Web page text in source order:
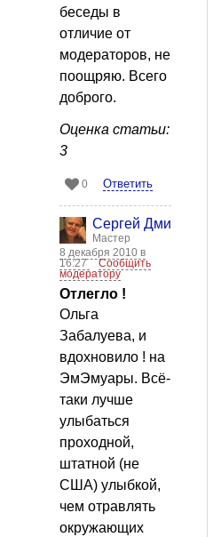
беседы в
отличие от
модераторов, не
поощряю. Всего
доброго.
Оценка статьи:
3
0 Ответить
Сергей Дмитриев
Мастер
8 декабря 2010 в
16:27
Сообщить
модератору
Отлегло !
Ольга
Забалуева, и
вдохновило ! на
ЭмЭмуары. Всё-
таки лучше
улыбаться
проходной,
штатной (не
США) улыбкой,
чем отравлять
окружающих